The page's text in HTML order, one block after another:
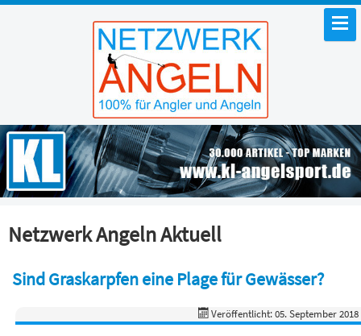
Netzwerk Angeln Aktuell
Sind Graskarpfen eine Plage für Gewässer?
Veröffentlicht: 05. September 2018